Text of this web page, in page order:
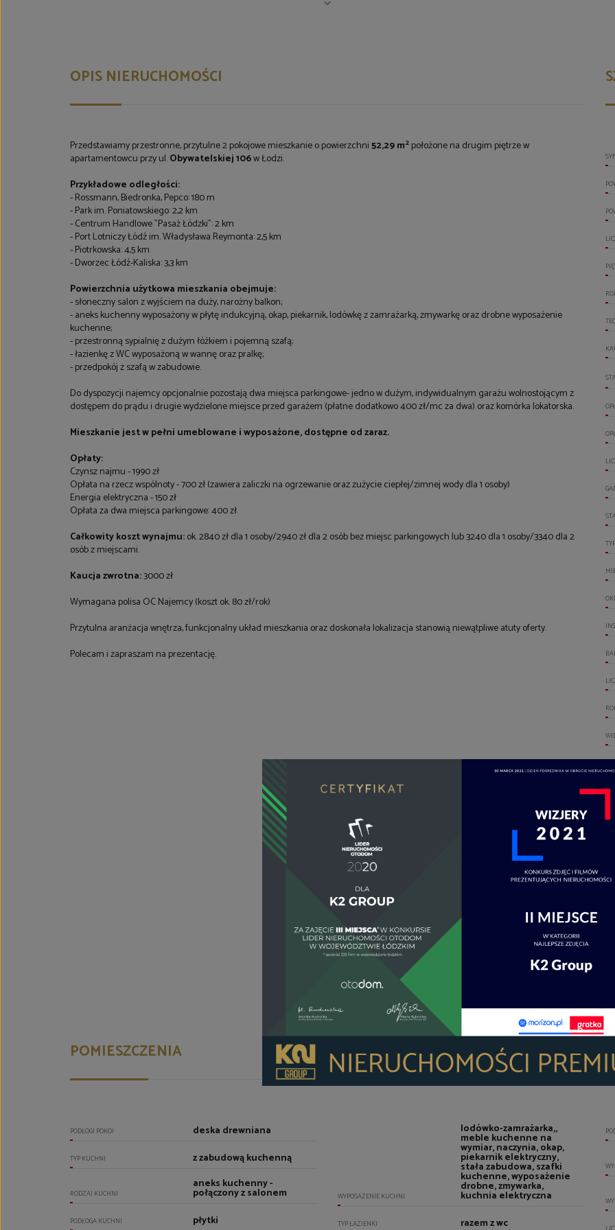
OPIS NIERUCHOMOŚCI
Przedstawiamy przestronne, przytulne 2 pokojowe mieszkanie o powierzchni52,29 m2 położone na drugim piętrze w
apartamentowcu przy ul.Obywatelskiej 106w Łodzi.
Przykładowe odległości:
- Rossmann, Biedronka, Pepco: 180 m
- Park im. Poniatowskiego: 2,2 km
- Centrum Handlowe "Pasaż Łódzki": 2 km
- Port Lotniczy Łódź im. Władysława Reymonta: 2,5 km
- Piotrkowska: 4,5 km
- Dworzec Łódź-Kaliska: 3,3 km
Powierzchnia użytkowa mieszkania obejmuje:
- słoneczny salon z wyjściem na duży, narożny balkon;
- aneks kuchenny wyposażony w płytę indukcyjną, okap, piekarnik, lodówkę z zamrażarką, zmywarkę oraz drobne wyposażenie
kuchenne;
- przestronną sypialnię z dużym łóżkiem i pojemną szafą;
- łazienkę z WC wyposażoną w wannę oraz pralkę;
- przedpokój z szafą w zabudowie.
Do dyspozycji najemcy opcjonalnie pozostają dwa miejsca parkingowe- jedno w dużym, indywidualnym garażu wolnostojącym z
dostępem do prądu i drugie wydzielone miejsce przed garażem (płatne dodatkowo 400 zł/mc za dwa) oraz komórka lokatorska.
Mieszkanie jest w pełni umeblowane i wyposażone, dostępne od zaraz.
Opłaty:
Czynsz najmu - 1990 zł
Opłata na rzecz wspólnoty - 700 zł (zawiera zaliczki na ogrzewanie oraz zużycie ciepłej/zimnej wody dla 1 osoby)
Energia elektryczna - 150 zł
Opłata za dwa miejsca parkingowe: 400 zł
Całkowity koszt wynajmu:ok. 2840 zł dla 1 osoby/2940 zł dla 2 osób bez miejsc parkingowych lub 3240 dla 1 osoby/3340 dla 2
osób z miejscami.
Kaucja zwrotna:3000 zł
Wymagana polisa OC Najemcy (koszt ok. 80 zł/rok)
Przytulna aranżacja wnętrza, funkcjonalny układ mieszkania oraz doskonała lokalizacja stanowią niewątpliwe atuty oferty.
Polecam i zapraszam na prezentację.
POMIESZCZENIA
PODŁOGI POKOI deska drewniana
TYP KUCHNI z zabudową kuchenną
RODZAJ KUCHNI
aneks kuchenny -
połączony z salonem
PODŁOGA KUCHNI płytki
WYPOSAŻENIE KUCHNI
lodówko-zamrażarka,,
meble kuchenne na
wymiar, naczynia, okap,
piekarnik elektryczny,
stała zabudowa, szafki
kuchenne, wyposażenie
drobne, zmywarka,
kuchnia elektryczna
TYP ŁAZIENKI razem z wc